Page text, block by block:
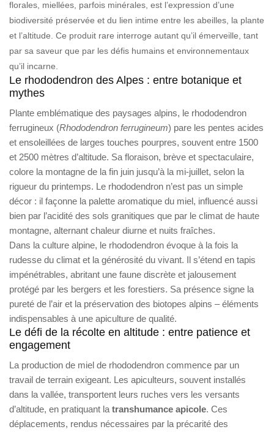
florales, miellées, parfois minérales, est l’expression d’une
biodiversité préservée et du lien intime entre les abeilles, la plante
et l’altitude. Ce produit rare interroge autant qu’il émerveille, tant
par sa saveur que par les défis humains et environnementaux
qu’il incarne.
Le rhododendron des Alpes : entre botanique et
mythes
Plante emblématique des paysages alpins, le rhododendron
ferrugineux (Rhododendron ferrugineum) pare les pentes acides
et ensoleillées de larges touches pourpres, souvent entre 1500
et 2500 mètres d’altitude. Sa floraison, brève et spectaculaire,
colore la montagne de la fin juin jusqu’à la mi-juillet, selon la
rigueur du printemps. Le rhododendron n’est pas un simple
décor : il façonne la palette aromatique du miel, influencé aussi
bien par l’acidité des sols granitiques que par le climat de haute
montagne, alternant chaleur diurne et nuits fraîches.
Dans la culture alpine, le rhododendron évoque à la fois la
rudesse du climat et la générosité du vivant. Il s’étend en tapis
impénétrables, abritant une faune discrète et jalousement
protégé par les bergers et les forestiers. Sa présence signe la
pureté de l’air et la préservation des biotopes alpins – éléments
indispensables à une apiculture de qualité.
Le défi de la récolte en altitude : entre patience et
engagement
La production de miel de rhododendron commence par un
travail de terrain exigeant. Les apiculteurs, souvent installés
dans la vallée, transportent leurs ruches vers les versants
d’altitude, en pratiquant la transhumance apicole. Ces
déplacements, rendus nécessaires par la précarité des